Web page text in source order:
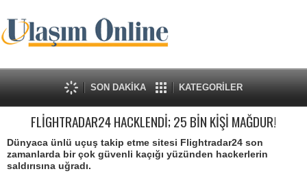
SON DAKİKA KATEGORİLER
FLİGHTRADAR24 HACKLENDİ; 25 BİN KİŞİ MAĞDUR!
Dünyaca ünlü uçuş takip etme sitesi Flightradar24 son
zamanlarda bir çok güvenli kaçığı yüzünden hackerlerin
saldırısına uğradı.